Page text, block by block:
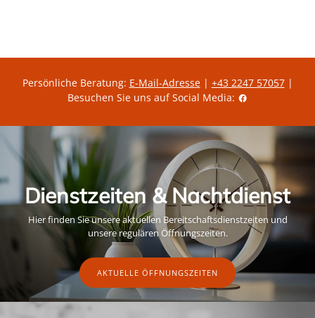
Persönliche Beratung: E-Mail-Adresse| +43 2247 57057|
Besuchen Sie uns auf Social Media:
Dienstzeiten & Nachtdienst
Hier finden Sie unsere aktuellen Bereitschaftsdienstzeiten und
unsere regulären Öffnungszeiten.
AKTUELLE ÖFFNUNGSZEITEN